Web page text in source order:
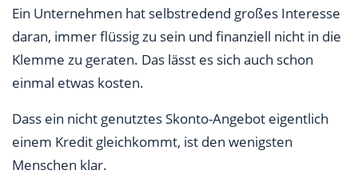
Ein Unternehmen hat selbstredend großes Interesse
daran, immer flüssig zu sein und finanziell nicht in die
Klemme zu geraten. Das lässt es sich auch schon
einmal etwas kosten.
Dass ein nicht genutztes Skonto-Angebot eigentlich
einem Kredit gleichkommt, ist den wenigsten
Menschen klar.